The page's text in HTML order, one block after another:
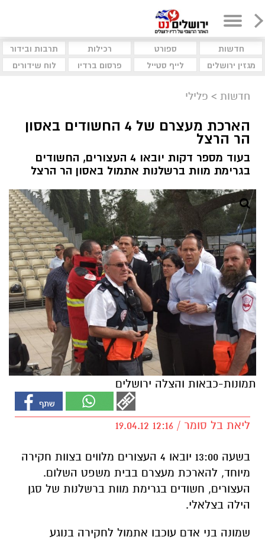
חדשות ספורט רכילות
תרבות ובידור
מגזין ירושלים
לייף סטייל פרסום ברדיו לוח שידורים
חדשות > פלילי
הארכת מעצרם של 4 החשודים באסון
הר הרצל
בעוד מספר דקות יובאו 4 העצורים, החשודים
בגרימת מוות ברשלנות אתמול באסון הר הרצל
תמונות-כבאות והצלה ירושלים
ליאת בל סומר / 12:16 19.04.12
בשעה 13:00 יובאו 4 העצורים מלווים בצוות חקירה
מיוחד, להארכת מעצרם בבית משפט השלום.
העצורים, חשודים בגרימת מוות ברשלנות של סגן
הילה בצלאלי.
שמונה בני אדם עוכבו אתמול לחקירה בנוגע